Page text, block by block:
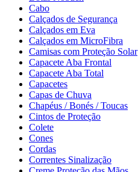
Cabo
Calçados de Segurança
Calçados em Eva
Calçados em MicroFibra
Camisas com Proteção Solar
Capacete Aba Frontal
Capacete Aba Total
Capacetes
Capas de Chuva
Chapéus / Bonés / Toucas
Cintos de Proteção
Colete
Cones
Cordas
Correntes Sinalização